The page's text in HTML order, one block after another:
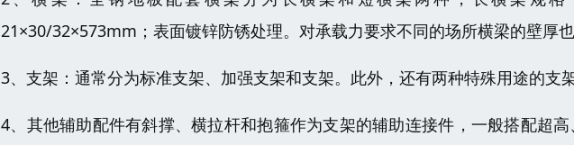
21×30/32×573mm；表面镀锌防锈处理。对承载力要求不同的场所横梁的壁厚
3、支架：通常分为标准支架、加强支架和支架。此外，还有两种特殊用途的支
4、其他辅助配件有斜撑、横拉杆和抱箍作为支架的辅助连接件，一般搭配超